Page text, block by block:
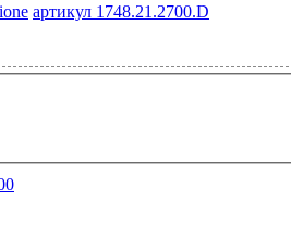
артикул 1748.21.2700.D